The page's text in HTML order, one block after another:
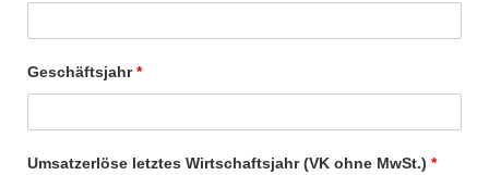
Geschäftsjahr*
Umsatzerlöse letztes Wirtschaftsjahr (VK ohne MwSt.) *